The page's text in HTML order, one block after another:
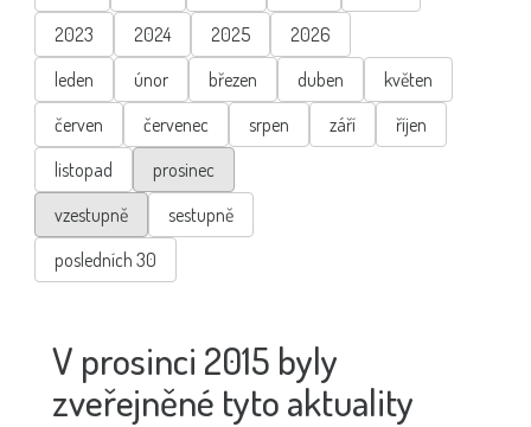
2023
2024 2025
2026
leden
únor březen duben
květen
červen
červenec srpen září
říjen
listopad
prosinec
vzestupně
sestupně
posledních 30
V prosinci 2015 byly
zveřejněné tyto aktuality